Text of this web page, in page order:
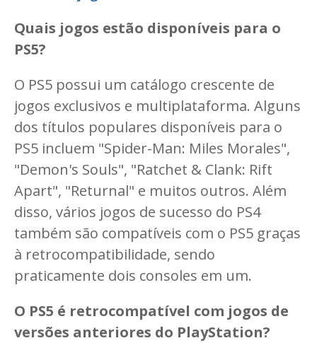
Quais jogos estão disponíveis para o
PS5?
O PS5 possui um catálogo crescente de
jogos exclusivos e multiplataforma. Alguns
dos títulos populares disponíveis para o
PS5 incluem "Spider-Man: Miles Morales",
"Demon's Souls", "Ratchet & Clank: Rift
Apart", "Returnal" e muitos outros. Além
disso, vários jogos de sucesso do PS4
também são compatíveis com o PS5 graças
à retrocompatibilidade, sendo
praticamente dois consoles em um.
O PS5 é retrocompatível com jogos de
versões anteriores do PlayStation?